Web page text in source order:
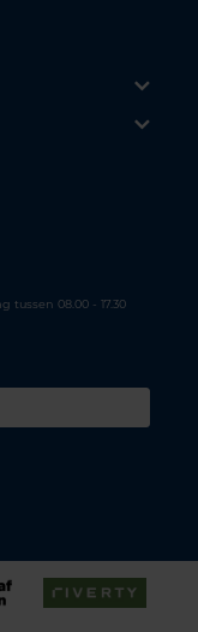
tussen 08.00 - 17.30